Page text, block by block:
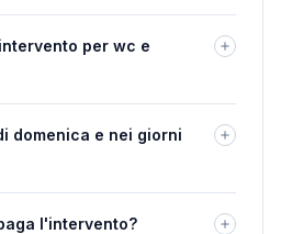
per wc e
domenica e nei giorni
l'intervento?